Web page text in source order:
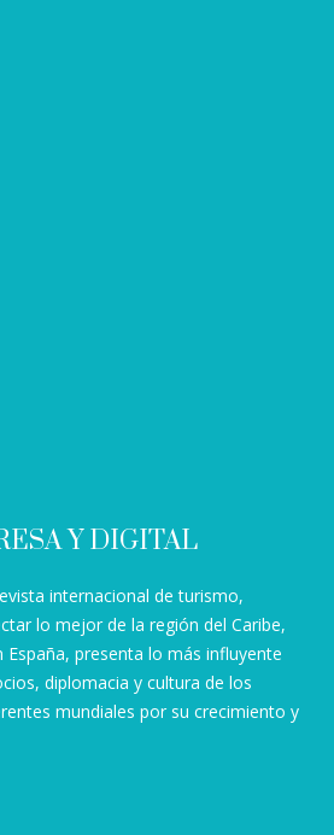
Y DIGITAL
internacional de turismo,
lo mejor de la región del Caribe,
España, presenta lo más influyente
diplomacia y cultura de los
mundiales por su crecimiento y